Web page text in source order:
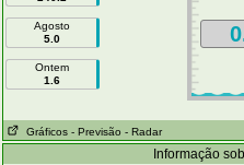
Agosto
5.0
Ontem
1.6
Gráficos - Previsão - Radar
Informação